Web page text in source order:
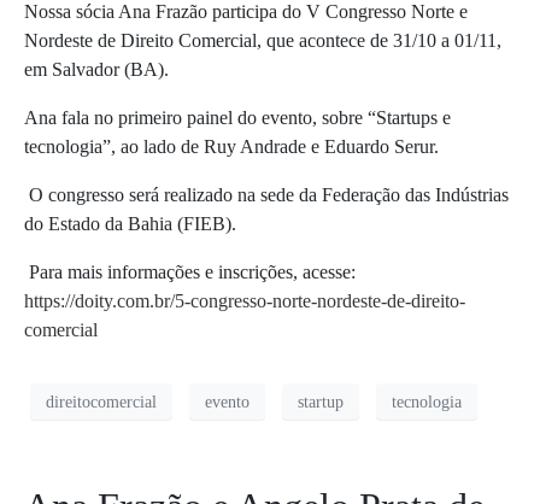
Nossa sócia Ana Frazão participa do V Congresso Norte e
Nordeste de Direito Comercial, que acontece de 31/10 a 01/11,
em Salvador (BA).
Ana fala no primeiro painel do evento, sobre “Startups e
tecnologia”, ao lado de Ruy Andrade e Eduardo Serur.
O congresso será realizado na sede da Federação das Indústrias
do Estado da Bahia (FIEB).
Para mais informações e inscrições, acesse:
https://doity.com.br/5-congresso-norte-nordeste-de-direito-
comercial
direitocomercial evento startup tecnologia